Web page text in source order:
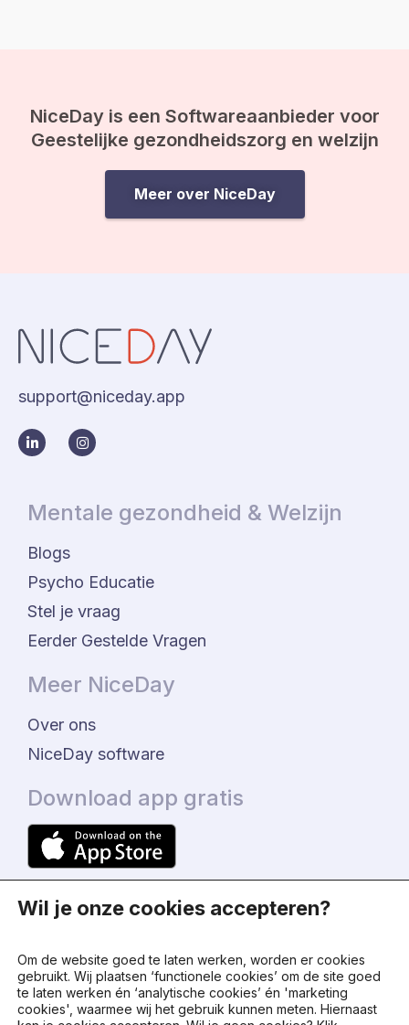
waarom inzicht…
NiceDay is een Softwareaanbieder voor
Geestelijke gezondheidszorg en welzijn
Meer over NiceDay
support@niceday.app
Mentale gezondheid & Welzijn
Blogs
Psycho Educatie
Stel je vraag
Eerder Gestelde Vragen
Meer NiceDay
Over ons
NiceDay software
Download app gratis
© 2024 - NiceDay Nederland
Wil je onze cookies accepteren?
Om de website goed te laten werken, worden er cookies
gebruikt. Wij plaatsen ‘functionele cookies’ om de site goed
te laten werken én ‘analytische cookies’ én 'marketing
cookies', waarmee wij het gebruik kunnen meten. Hiernaast